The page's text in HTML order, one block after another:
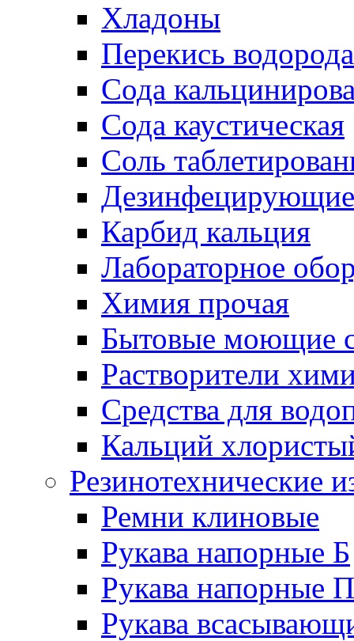
Хладоны
Перекись водорода
Сода
Сода каустическая
Соль
Дезинфецирующие
Карбид кальция
Лабораторное
Химия прочая
Бытовые моющие
Растворители
Средства для
Кальций
Резинотехнические
Ремни клиновые
Рукава напорные Б
Рукава напорные П
Рукава